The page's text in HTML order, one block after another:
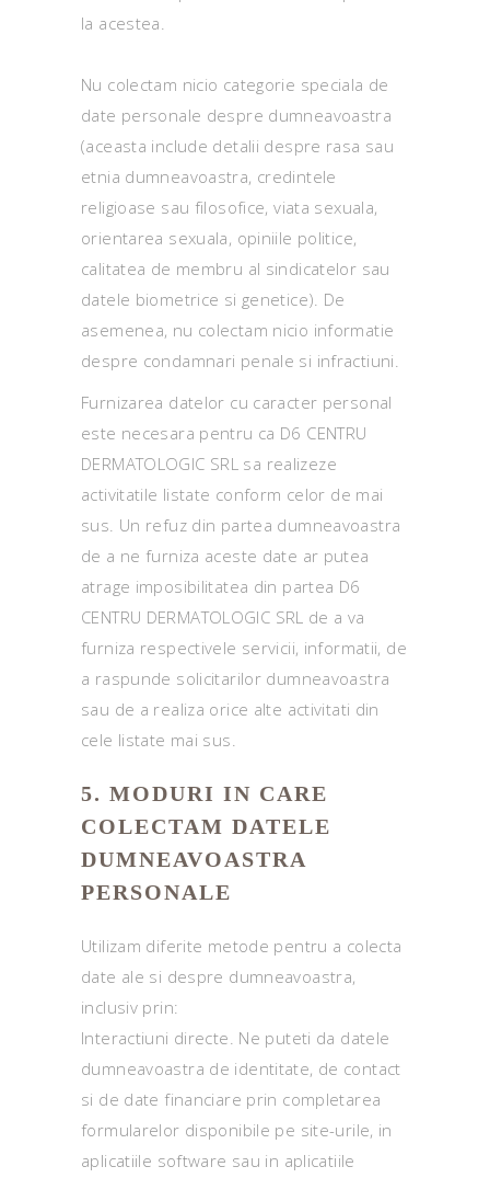
la acestea.
Nu colectam nicio categorie speciala de
date personale despre dumneavoastra
(aceasta include detalii despre rasa sau
etnia dumneavoastra, credintele
religioase sau filosofice, viata sexuala,
orientarea sexuala, opiniile politice,
calitatea de membru al sindicatelor sau
datele biometrice si genetice). De
asemenea, nu colectam nicio informatie
despre condamnari penale si infractiuni.
Furnizarea datelor cu caracter personal
este necesara pentru ca D6 CENTRU
DERMATOLOGIC SRL sa realizeze
activitatile listate conform celor de mai
sus. Un refuz din partea dumneavoastra
de a ne furniza aceste date ar putea
atrage imposibilitatea din partea D6
CENTRU DERMATOLOGIC SRL de a va
furniza respectivele servicii, informatii, de
a raspunde solicitarilor dumneavoastra
sau de a realiza orice alte activitati din
cele listate mai sus.
5. MODURI IN CARE
COLECTAM DATELE
DUMNEAVOASTRA
PERSONALE
Utilizam diferite metode pentru a colecta
date ale si despre dumneavoastra,
inclusiv prin:
Interactiuni directe. Ne puteti da datele
dumneavoastra de identitate, de contact
si de date financiare prin completarea
formularelor disponibile pe site-urile, in
aplicatiile software sau in aplicatiile